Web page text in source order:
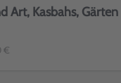
Art, Kasbahs, Gärten
€